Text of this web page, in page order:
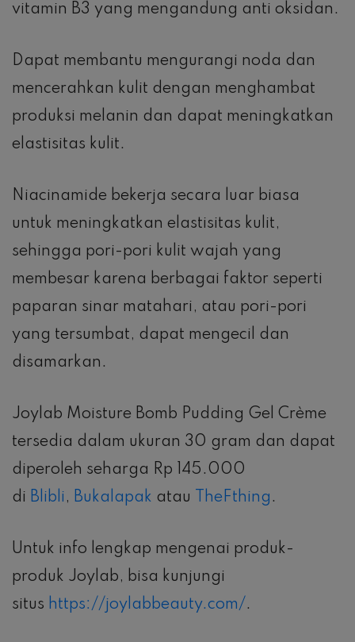
vitamin B3 yang mengandung anti oksidan.
Dapat membantu mengurangi noda dan
mencerahkan kulit dengan menghambat
produksi melanin dan dapat meningkatkan
elastisitas kulit.
Niacinamide bekerja secara luar biasa
untuk meningkatkan elastisitas kulit,
sehingga pori-pori kulit wajah yang
membesar karena berbagai faktor seperti
paparan sinar matahari, atau pori-pori
yang tersumbat, dapat mengecil dan
disamarkan.
Joylab Moisture Bomb Pudding Gel Crème
tersedia dalam ukuran 30 gram dan dapat
diperoleh seharga Rp 145.000
di Blibli , Bukalapak atau TheFthing .
Untuk info lengkap mengenai produk-
produk Joylab, bisa kunjungi
situs https://joylabbeauty.com/.